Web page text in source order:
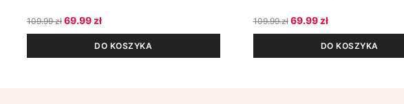
109.99zł Pierwotna cena wynosiła: 109.99 zł.
69.99 złAktualna cena wynosi: 69.99 zł.
DO KOSZYKA
109.99zł Pierwotna cena
69.99 złAktualna cena
DO KOSZYKA